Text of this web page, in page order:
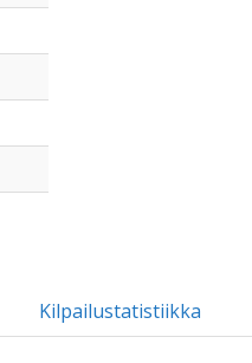
Kilpailustatistiikka